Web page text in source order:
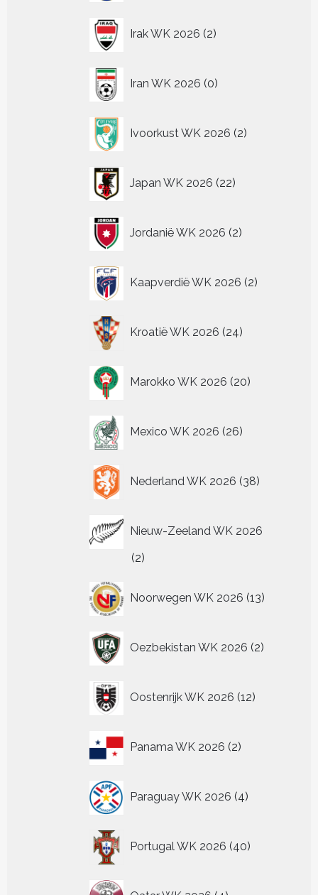
Irak WK 2026 2
producten
Iran WK 2026 0
producten
Ivoorkust WK 2026 2
producten
Japan WK 2026 22
producten
Jordanië WK 2026 2
producten
Kaapverdië WK 2026 2
producten
Kroatië WK 2026 24
producten
Marokko WK 2026 20
producten
Mexico WK 2026 26
producten
Nederland WK 2026 38
producten
Nieuw-Zeeland WK 2026
22
Noorwegen WK 2026 13
producten
Oezbekistan WK 2026 2
producten
Oostenrijk WK 2026 12
producten
Panama WK 2026 2
producten
Paraguay WK 2026 4
producten
Portugal WK 2026 40
producten